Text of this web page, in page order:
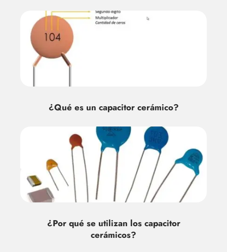
¿Qué es un capacitor cerámico?
¿Por qué se utilizan los capacitor
cerámicos?